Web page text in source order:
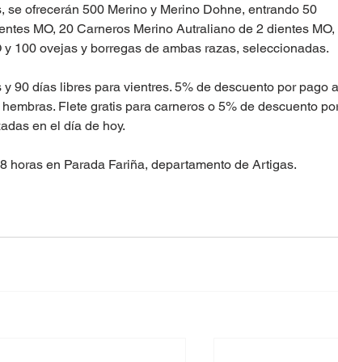
se ofrecerán 500 Merino y Merino Dohne, entrando 50
MO, 20 Carneros Merino Autraliano de 2 dientes
100 ovejas y borregas de ambas razas, seleccionadas.
90 días libres para vientres. 5% de descuento por pago
Flete gratis para carneros o 5% de descuento
en el día de hoy.
horas en Parada Fariña, departamento de Artigas.